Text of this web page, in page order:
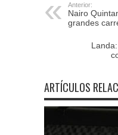
Anterior:
Nairo
grandes
ARTÍCULOS